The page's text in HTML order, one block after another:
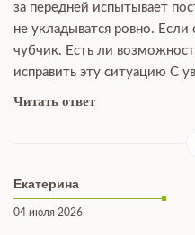
за передней испытывает
не укладыватся ровно.
чубчик. Есть ли
исправить эту ситуацию С
Читать ответ
Екатерина
04 июля 2026